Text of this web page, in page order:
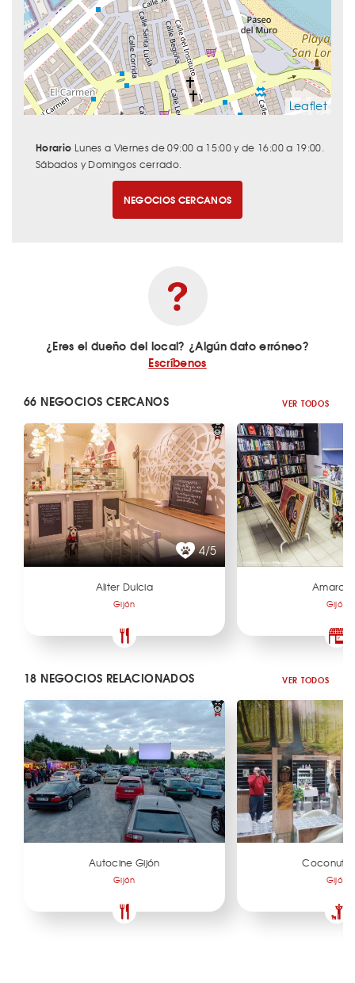
Leaflet
Horario Lunes a Viernes de 09:00 a 15:00 y de 16:00 a 19:00.
Sábados y Domingos cerrado.
NEGOCIOS CERCANOS
¿Eres el dueño del local? ¿Algún dato erróneo?
Escríbenos
66 NEGOCIOS CERCANOS VER TODOS
4/5
Aliter Dulcia
Gijón Gijón
18 NEGOCIOS RELACIONADOS VER TODOS
Autocine Gijón
Gijón
Coconut
Gijón